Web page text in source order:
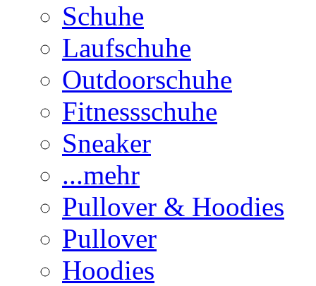
Schuhe
Laufschuhe
Outdoorschuhe
Fitnessschuhe
Sneaker
...mehr
Pullover & Hoodies
Pullover
Hoodies